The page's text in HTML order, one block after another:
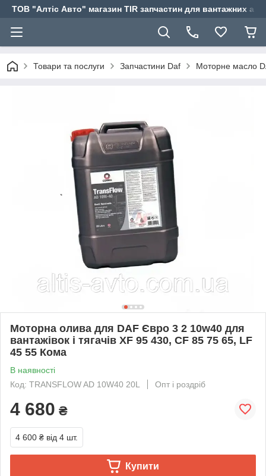
ТОВ "Алтіс Авто" магазин TIR запчастин для вантажних
Товари та послуги Запчастини Daf Моторне масло
Моторна олива для DAF Євро 3 2 10w40 для
вантажівок і тягачів XF 95 430, CF 85 75 65, LF
45 55 Кома
В наявності
Код: TRANSFLOW AD 10W40 20L
Опт і роздріб
4 680 ₴
4 600 ₴ від 4 шт.
Купити